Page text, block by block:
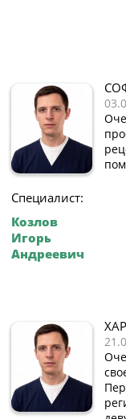
Специалист:
Козлов
Игорь
Андреевич